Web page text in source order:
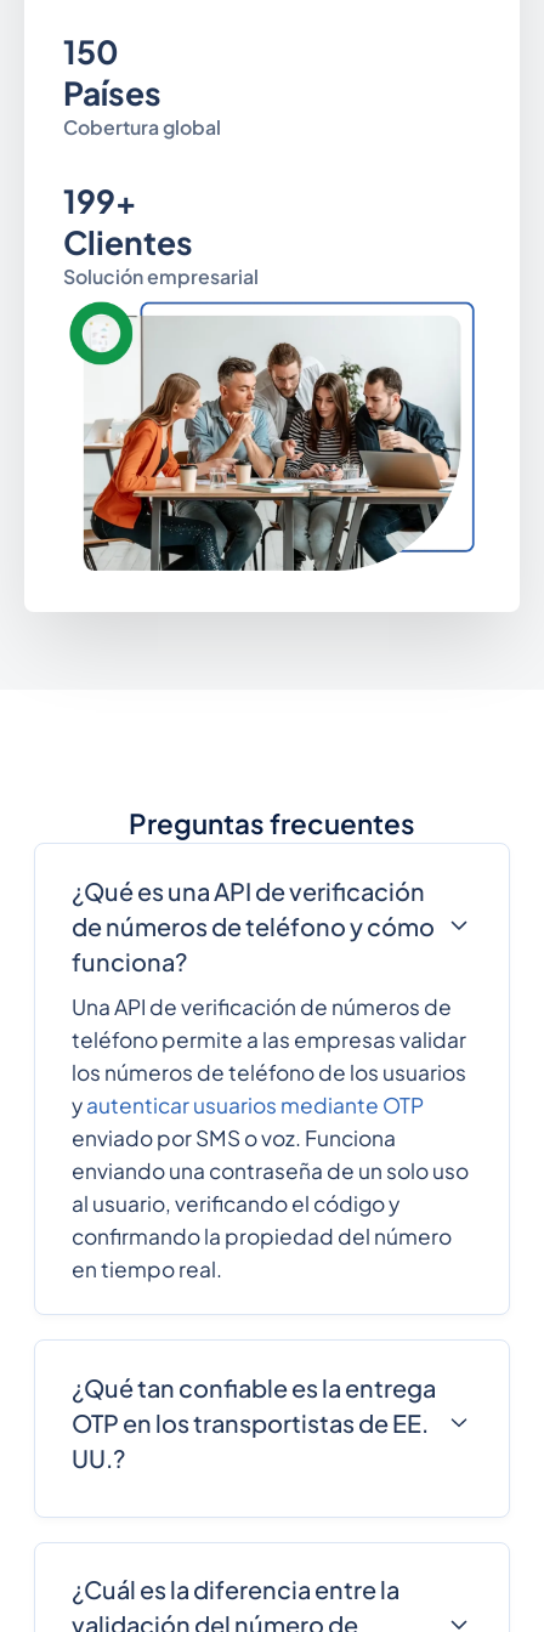
150
Países
Cobertura global
199+
Clientes
Solución empresarial
Preguntas frecuentes
¿Qué es una API de verificación
de números de teléfono y cómo
funciona?
Una API de verificación de números de
teléfono permite a las empresas validar
los números de teléfono de los usuarios
yautenticar usuarios mediante OTP
enviado por SMS o voz. Funciona
enviando una contraseña de un solo uso
al usuario, verificando el código y
confirmando la propiedad del número
en tiempo real.
¿Qué tan confiable es la entrega
OTP en los transportistas de EE.
UU.?
depende de la calidad del
operador. Las API con conexiones
¿Cuál es la diferencia entre la
validación del número de